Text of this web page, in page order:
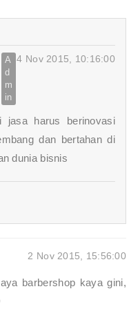
4 Nov 2015, 10:16:00
jasa harus berinovasi
dan bertahan di
dunia bisnis
2 Nov 2015, 15:56:00
barbershop kaya gini,